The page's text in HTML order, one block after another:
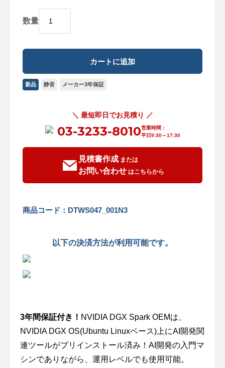
数量
新品 静音 メーカー3年保証
＼ 最短即日でお見積り ／
03-3233-8010営業時間：
平日9:30～17:30
見積書作成または
お問い合わせはこちらから
商品コード：DTWS047_001N3
以下の決済方法が利用可能です。
3年間保証付き！ NVIDIA DGX Spark OEMは、
NVIDIA DGX OS(Ubuntu Linuxベース)上にAI開発関
連ツールがプリインストール済み！AI開発の入門マ
シンでありながら、運用レベルでも使用可能。